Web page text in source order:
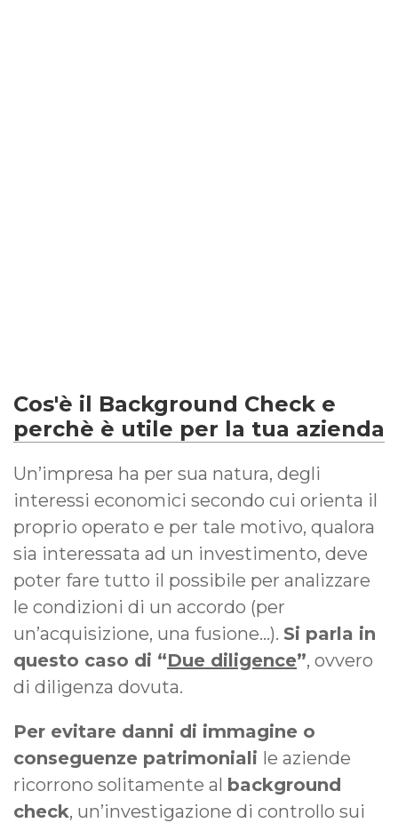
Cos'è il Background Check e
perchè è utile per la tua azienda
Un’impresa ha per sua natura, degli
interessi economici secondo cui orienta il
proprio operato e per tale motivo, qualora
sia interessata ad un investimento, deve
poter fare tutto il possibile per analizzare
le condizioni di un accordo (per
un’acquisizione, una fusione…). Si parla in
questo caso di “Due diligence”, ovvero
di diligenza dovuta.
Per evitare danni di immagine o
conseguenze patrimoniali le aziende
ricorrono solitamente al background
check, un’investigazione di controllo sui